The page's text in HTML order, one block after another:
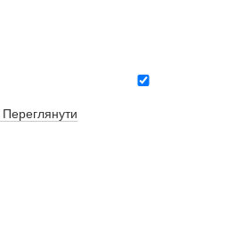
Переглянути